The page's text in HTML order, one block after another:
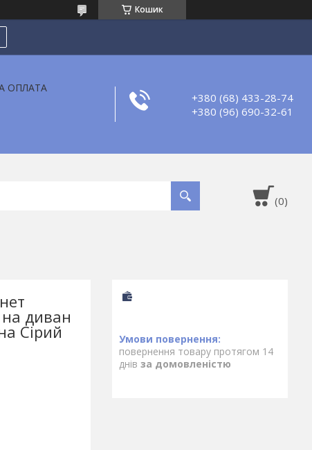
Кошик
ОПЛАТА
+380 (68) 433-28-74
+380 (96) 690-32-61
диван
Сірий
повернення товару протягом 14
днів за домовленістю